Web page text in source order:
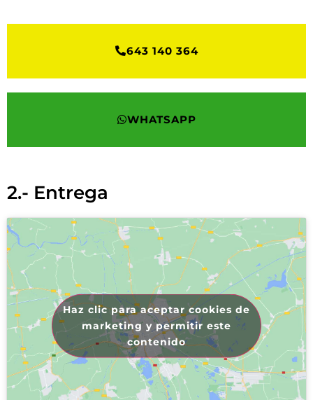
643 140 364
WHATSAPP
2.- Entrega
Haz clic para aceptar cookies de
marketing y permitir este
contenido